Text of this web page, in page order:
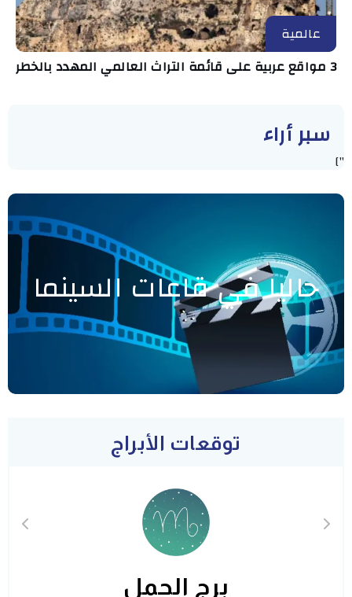
عالمية
3 مواقع عربية على قائمة التراث العالمي المهدد بالخطر
سبر أراء
"]
حاليا في قاعات السينما
توقعات الأبراج
برج الحمل